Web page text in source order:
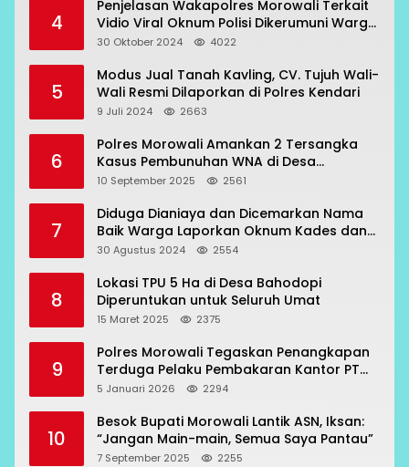
4
Penjelasan Wakapolres Morowali Terkait
Vidio Viral Oknum Polisi Dikerumuni Warga
Bahodopi
30 Oktober 2024 4022
5
Modus Jual Tanah Kavling, CV. Tujuh Wali-
Wali Resmi Dilaporkan di Polres Kendari
9 Juli 2024 2663
6
Polres Morowali Amankan 2 Tersangka
Kasus Pembunuhan WNA di Desa
Topogaro
10 September 2025 2561
7
Diduga Dianiaya dan Dicemarkan Nama
Baik Warga Laporkan Oknum Kades dan
Oknum Polisi
30 Agustus 2024 2554
8
Lokasi TPU 5 Ha di Desa Bahodopi
Diperuntukan untuk Seluruh Umat
15 Maret 2025 2375
9
Polres Morowali Tegaskan Penangkapan
Terduga Pelaku Pembakaran Kantor PT
RCP Sesuai Prosedur
5 Januari 2026 2294
10
Besok Bupati Morowali Lantik ASN, Iksan:
“Jangan Main-main, Semua Saya Pantau”
7 September 2025 2255